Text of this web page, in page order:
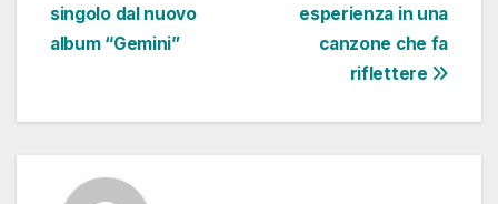
esperienza in una
canzone che fa
riflettere
singolo dal nuovo
album “Gemini”